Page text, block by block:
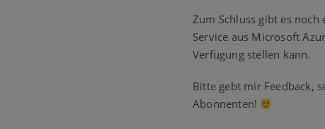
Zum Schluss gibt es
Service aus Microsoft
Verfügung stellen kann.
Bitte gebt mir Feedback,
Abonnenten!